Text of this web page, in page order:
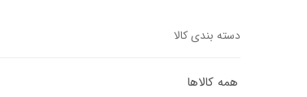
دسته بندی کالا
همه کالاها